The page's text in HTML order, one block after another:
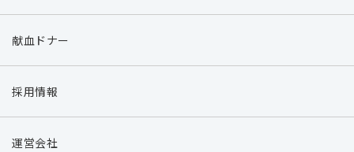
献血ドナー
採用情報
運営会社